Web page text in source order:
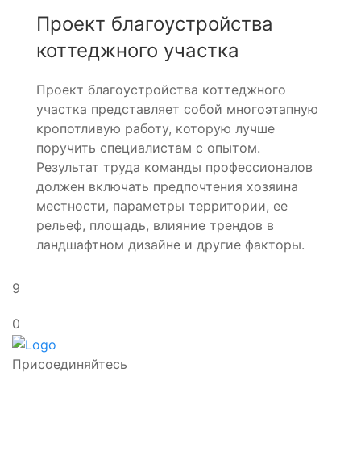
Проект благоустройства
коттеджного участка
Проект благоустройства коттеджного
участка представляет собой многоэтапную
кропотливую работу, которую лучше
поручить специалистам с опытом.
Результат труда команды профессионалов
должен включать предпочтения хозяина
местности, параметры территории, ее
рельеф, площадь, влияние трендов в
ландшафтном дизайне и другие факторы.
9
0
Присоединяйтесь